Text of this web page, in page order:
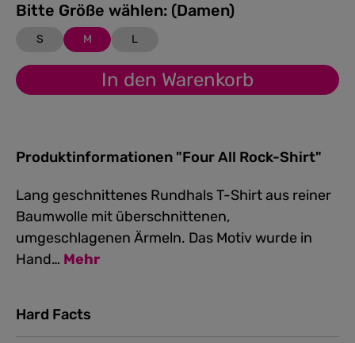
Bitte Größe wählen: (Damen)
S M L
In den Warenkorb
Produktinformationen "Four All Rock-Shirt"
Lang geschnittenes Rundhals T-Shirt aus reiner
Baumwolle mit überschnittenen,
umgeschlagenen Ärmeln. Das Motiv wurde in
Hand… Mehr
Hard Facts